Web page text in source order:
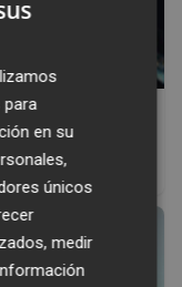
¿está el
en su
únicos
medir